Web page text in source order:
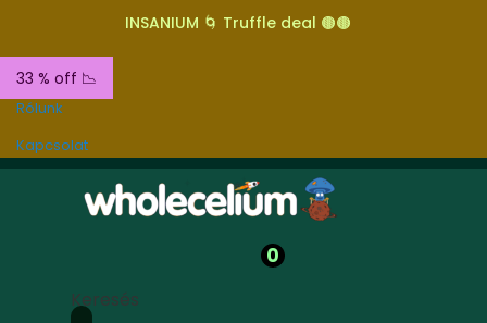
INSANIUM 🌀 Truffle deal 🟤🟤
33 % off 📉
Rólunk
Kapcsolat
0
Keresés